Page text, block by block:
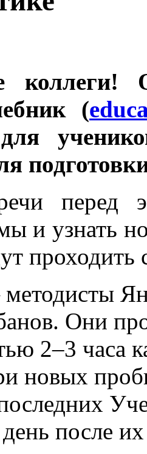
коллеги!
(
для
перед
и узнать
Они
2–3 часа
новых
после